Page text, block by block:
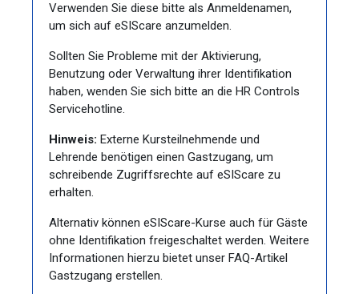
Verwenden Sie diese bitte als Anmeldenamen,
um sich auf eSIScare anzumelden.
Sollten Sie Probleme mit der Aktivierung,
Benutzung oder Verwaltung ihrer Identifikation
haben, wenden Sie sich bitte an die HR Controls
Servicehotline.
Hinweis: Externe Kursteilnehmende und
Lehrende benötigen einen Gastzugang, um
schreibende Zugriffsrechte auf eSIScare zu
erhalten.
Alternativ können eSIScare-Kurse auch für Gäste
ohne Identifikation freigeschaltet werden. Weitere
Informationen hierzu bietet unser FAQ-Artikel
Gastzugang erstellen.